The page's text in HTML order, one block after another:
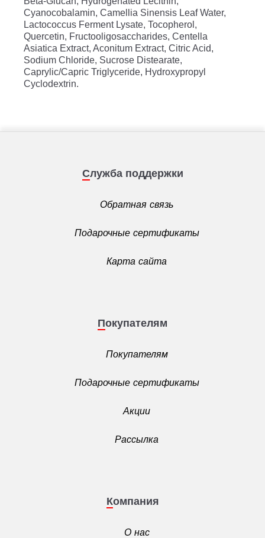
Cyanocobalamin, Camellia Sinensis Leaf Water,
Lactococcus Ferment Lysate, Tocopherol,
Quercetin, Fructooligosaccharides, Centella
Asiatica Extract, Aconitum Extract, Citric Acid,
Sodium Chloride, Sucrose Distearate,
Caprylic/Capric Triglyceride, Hydroxypropyl
Cyclodextrin.
Служба поддержки
Обратная связь
Подарочные сертификаты
Карта сайта
Покупателям
Покупателям
Подарочные сертификаты
Акции
Рассылка
Компания
О нас